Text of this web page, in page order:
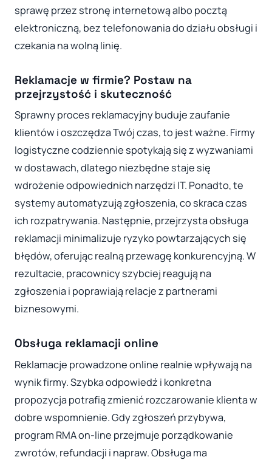
sprawę przez stronę internetową albo pocztą
elektroniczną, bez telefonowania do działu obsługi i
czekania na wolną linię.
Reklamacje w firmie? Postaw na
przejrzystość i skuteczność
Sprawny proces reklamacyjny buduje zaufanie
klientów i oszczędza Twój czas, to jest ważne. Firmy
logistyczne codziennie spotykają się z wyzwaniami
w dostawach, dlatego niezbędne staje się
wdrożenie odpowiednich narzędzi IT. Ponadto, te
systemy automatyzują zgłoszenia, co skraca czas
ich rozpatrywania. Następnie, przejrzysta obsługa
reklamacji minimalizuje ryzyko powtarzających się
błędów, oferując realną przewagę konkurencyjną. W
rezultacie, pracownicy szybciej reagują na
zgłoszenia i poprawiają relacje z partnerami
biznesowymi.
Obsługa reklamacji online
Reklamacje prowadzone online realnie wpływają na
wynik firmy. Szybka odpowiedź i konkretna
propozycja potrafią zmienić rozczarowanie klienta w
dobre wspomnienie. Gdy zgłoszeń przybywa,
program RMA on-line przejmuje porządkowanie
zwrotów, refundacji i napraw. Obsługa ma